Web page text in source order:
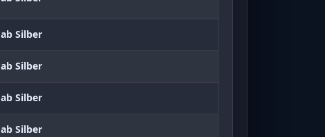
ab Silber
ab Silber
ab Silber
ab Silber